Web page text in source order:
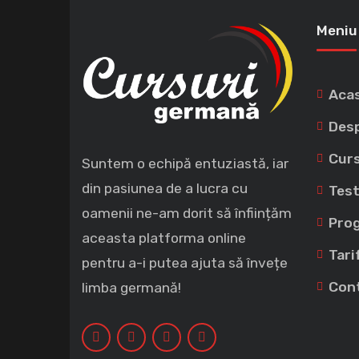
Suntem o echipă entuziastă, iar
din pasiunea de a lucra cu
oamenii ne-am dorit să înființăm
aceasta platforma online
pentru a-i putea ajuta să învețe
limba germană!
Meniu